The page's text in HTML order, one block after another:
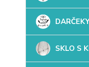
SKLO S